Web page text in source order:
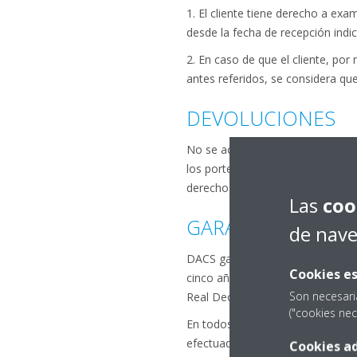
1. El cliente tiene derecho a
desde la fecha de recepción
2. En caso de que el cliente,
antes referidos, se considera
DEVOLUCIONES
No se aceptan cambios o
los portes serán por parte del
derecho a descontar del
GARANTÍA
DACS garantiza durante dos
cinco años, y los equipos
Real Decreto Legislativo 1/
En todos los casos será
efectuado conforme a la
Las
de
Cookies
Son
("cookies
Cookies